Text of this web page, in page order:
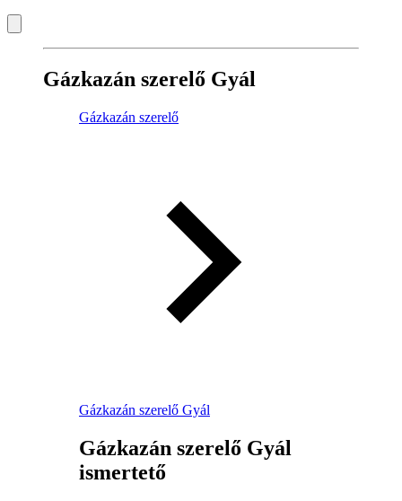
Gázkazán szerelő Gyál
Gázkazán szerelő
Gázkazán szerelő Gyál
Gázkazán szerelő Gyál
ismertető